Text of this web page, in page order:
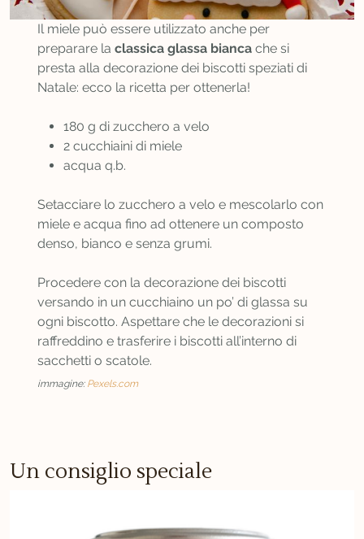
Il miele può essere utilizzato anche per
preparare la classica glassa biancache si
presta alla decorazione dei biscotti speziati di
Natale: ecco la ricetta per ottenerla!
180 g di zucchero a velo
2 cucchiaini di miele
acqua q.b.
Setacciare lo zucchero a velo e mescolarlo con
miele e acqua fino ad ottenere un composto
denso, bianco e senza grumi.
Procedere con la decorazione dei biscotti
versando in un cucchiaino un po’ di glassa su
ogni biscotto. Aspettare che le decorazioni si
raffreddino e trasferire i biscotti all’interno di
sacchetti o scatole.
immagine: Pexels.com
Un consiglio speciale